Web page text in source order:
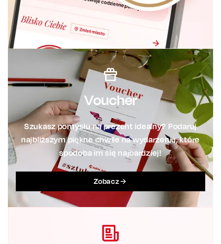
Voucher
Szukasz pomysłu na prezent idealny? Podaruj
najbliższym piękne chwile na wydarzeniu, które
spodoba im się najbardziej!
Zobacz